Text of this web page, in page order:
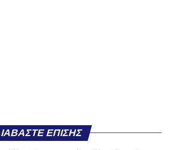
ΕΠΊΣΗΣ